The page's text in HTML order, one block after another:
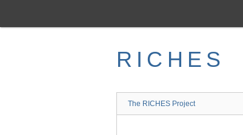
main
RICHES
The RICHES Project